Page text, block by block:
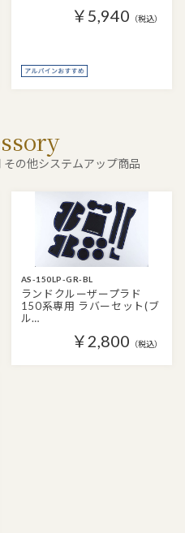
￥5,940 （税込）
の他システムアップ商品
AS-150LP-GR-BL
ランドクルーザープラド
150系専用 ラバーセット(ブ
ル…
￥2,800 （税込）